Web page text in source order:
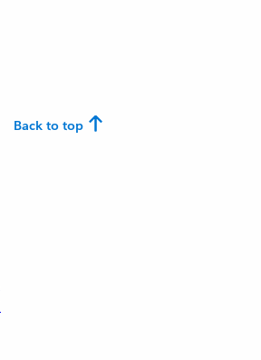
Back to top